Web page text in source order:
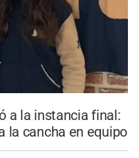
a la instancia final:
la cancha en equipo